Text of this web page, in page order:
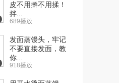
皮不用擀不用揉！
拌...
689播放
发面蒸馒头，牢记
不要直接发面，教
你...
918播放